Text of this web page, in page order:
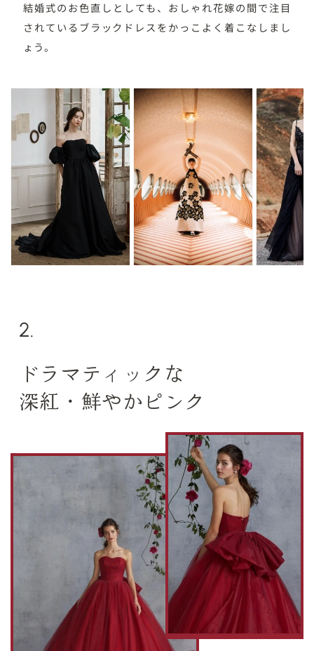
結婚式のお色直しとしても、おしゃれ花嫁の間で注目
されているブラックドレスをかっこよく着こなしまし
ょう。
2.
ドラマティックな
深紅・鮮やかピンク